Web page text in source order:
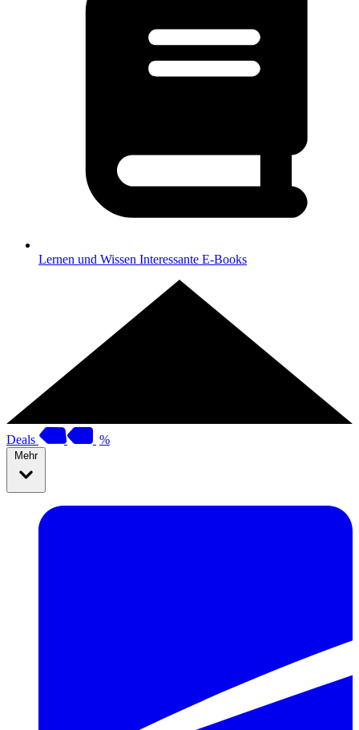
Lernen und Wissen Interessante E-Books
Deals %
Mehr